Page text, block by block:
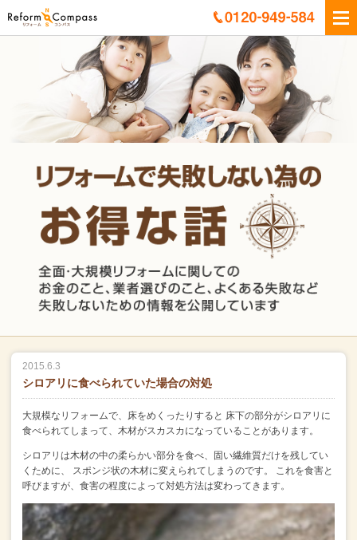
2015.6.3
シロアリに食べられていた場合の対処
大規模なリフォームで、床をめくったりすると 床下の部分がシロアリに
食べられてしまって、木材がスカスカになっていることがあります。
シロアリは木材の中の柔らかい部分を食べ、固い繊維質だけを残してい
くために、
スポンジ状の木材に変えられてしまうのです。
これを食害と
呼びますが、食害の程度によって対処方法は変わってきます。